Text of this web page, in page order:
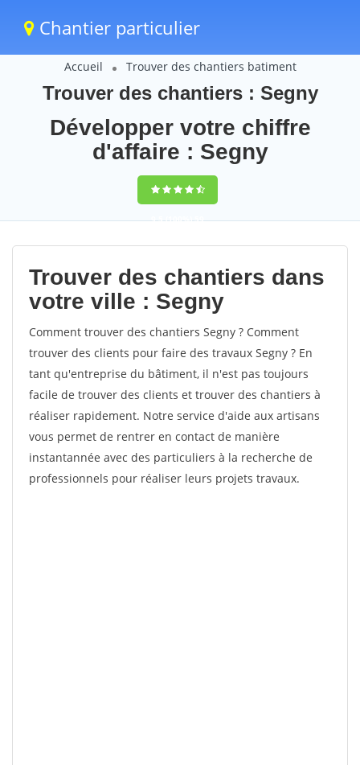
Chantier particulier
Accueil Trouver des chantiers batiment
Trouver des chantiers : Segny
Développer votre chiffre
d'affaire : Segny
9,5(100%)59
votes
Trouver des chantiers dans
votre ville : Segny
Comment trouver des chantiers Segny ? Comment
trouver des clients pour faire des travaux Segny ? En
tant qu'entreprise du bâtiment, il n'est pas toujours
facile de trouver des clients et trouver des chantiers à
réaliser rapidement. Notre service d'aide aux artisans
vous permet de rentrer en contact de manière
instantannée avec des particuliers à la recherche de
professionnels pour réaliser leurs projets travaux.